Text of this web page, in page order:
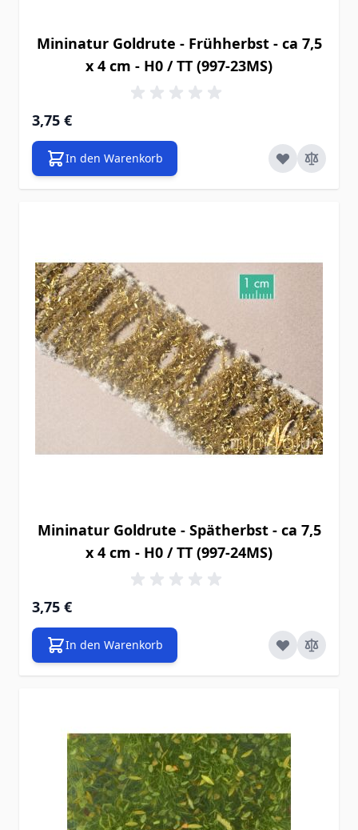
Mininatur Goldrute - Frühherbst - ca 7,5
x 4 cm - H0 / TT (997-23MS)
3,75 €
In den Warenkorb
Mininatur Goldrute - Spätherbst - ca 7,5
x 4 cm - H0 / TT (997-24MS)
3,75 €
In den Warenkorb